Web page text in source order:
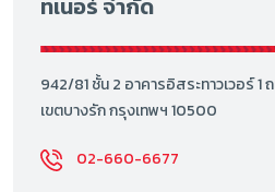
942/81 ชั้น 2 อาคารอิสระทาวเวอร์
เขตบางรัก กรุงเทพฯ 10500
02-660-6677